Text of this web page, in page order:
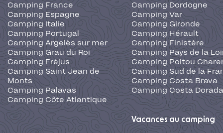
Camping France
Camping Espagne
Camping Italie
Camping Portugal
Camping Argelès sur mer
Camping Grau du Roi
Camping Fréjus
Camping Saint Jean de
Monts
Camping Palavas
Camping Côte Atlantique
Camping Dordogne
Camping Var
Camping Gironde
Camping Hérault
Camping Finistère
Camping Pays de la
Camping Poitou
Camping Sud de la
Camping Costa Brava
Camping Costa Dorada
Vacances au camping